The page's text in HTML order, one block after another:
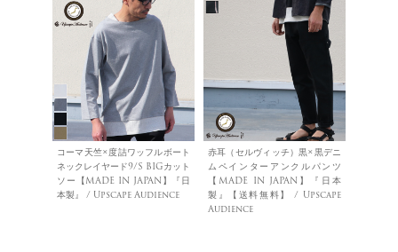
コーマ天竺×度詰ワッフルボート
ネックレイヤード9/S BIGカット
ソー【MADE IN JAPAN】『日
本製』 / Upscape Audience
赤耳（セルヴィッチ）黒×黒デニ
ムペインターアンクルパンツ
【MADE IN JAPAN】『日本
製』【送料無料】 / Upscape
Audience